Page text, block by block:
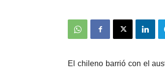
El chileno barrió con el